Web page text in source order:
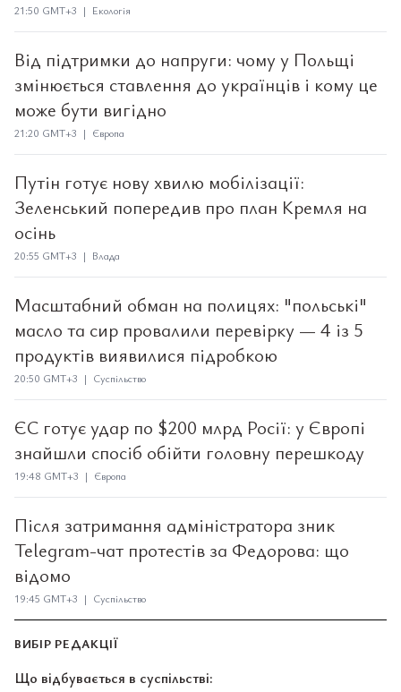
21:50 GMT+3 | Екологія
Від підтримки до напруги: чому у Польщі
змінюється ставлення до українців і кому це
може бути вигідно
21:20 GMT+3 | Європа
Путін готує нову хвилю мобілізації:
Зеленський попередив про план Кремля на
осінь
20:55 GMT+3 | Влада
Масштабний обман на полицях: "польські"
масло та сир провалили перевірку — 4 із 5
продуктів виявилися підробкою
20:50 GMT+3 | Суспільство
ЄС готує удар по $200 млрд Росії: у Європі
знайшли спосіб обійти головну перешкоду
19:48 GMT+3 | Європа
Після затримання адміністратора зник
Telegram-чат протестів за Федорова: що
відомо
19:45 GMT+3 | Суспільство
ВИБІР РЕДАКЦІЇ
Що відбувається в суспільстві: